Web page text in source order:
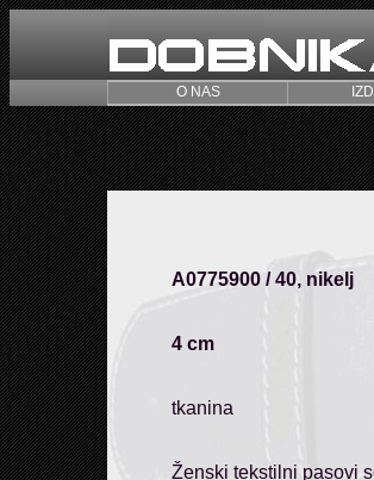
O NAS
A0775900 / 40, nikelj
4 cm
tkanina
Ženski tekstilni pasovi